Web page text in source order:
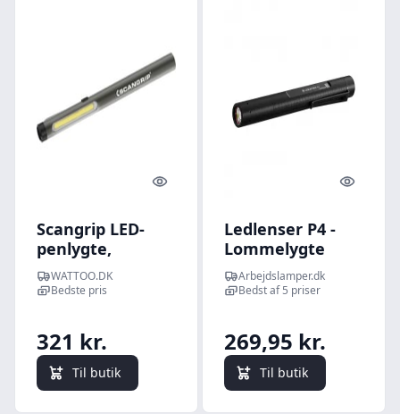
Quick look
Scangrip LED-
penlygte,
genoplad.,
150/200 lm
WATTOO.DK
Bedste pris
321 kr.
Til butik
Quick
Ledlenser P4 -
Lommelygte
Arbejdslamper.dk
Bedst af 5 priser
269,95 kr.
Til butik